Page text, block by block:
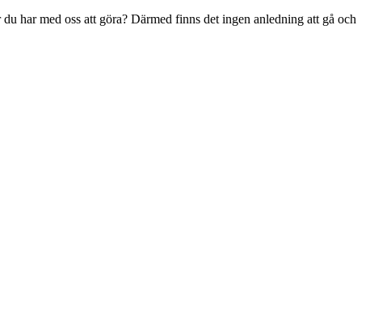
har med oss att göra? Därmed finns det ingen anledning att gå och